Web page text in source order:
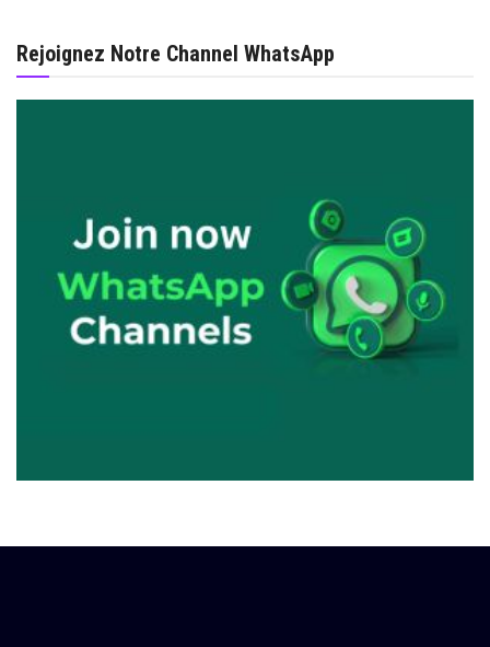
Rejoignez Notre Channel WhatsApp